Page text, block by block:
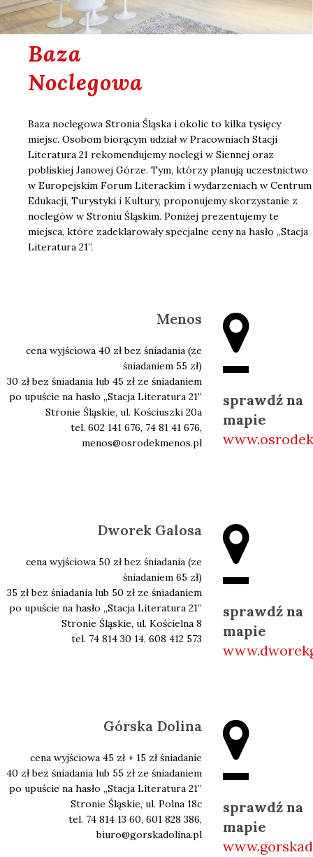
Baza
Noclegowa
Baza noclegowa Stronia Śląska i okolic to kilka tysięcy
miejsc. Osobom biorącym udział w Pracowniach Stacji
Literatura 21 rekomendujemy noclegi w Siennej oraz
pobliskiej Janowej Górze. Tym, którzy planują uczestnictwo
w Europejskim Forum Literackim i wydarzeniach w Centrum
Edukacji, Turystyki i Kultury, proponujemy skorzystanie z
noclegów w Stroniu Śląskim. Poniżej prezentujemy te
miejsca, które zadeklarowały specjalne ceny na hasło „Stacja
Literatura 21”.
Menos
cena wyjściowa 40 zł bez śniadania (ze
śniadaniem 55 zł)
30 zł bez śniadania lub 45 zł ze śniadaniem
po upuście na hasło ,,Stacja Literatura 21”
Stronie Śląskie, ul. Kościuszki 20a
tel. 602 141 676, 74 81 41 676,
menos@osrodekmenos.pl
sprawdź na
mapie
Dworek Galosa
cena wyjściowa 50 zł bez śniadania (ze
śniadaniem 65 zł)
35 zł bez śniadania lub 50 zł ze śniadaniem
po upuście na hasło ,,Stacja Literatura 21’’
Stronie Śląskie, ul. Kościelna 8
tel. 74 814 30 14, 608 412 573
sprawdź na
mapie
Górska Dolina
cena wyjściowa 45 zł + 15 zł śniadanie
40 zł bez śniadania lub 55 zł ze śniadaniem
po upuście na hasło ,,Stacja Literatura 21’’
Stronie Śląskie, ul. Polna 18c
tel. 74 814 13 60, 601 828 386,
biuro@gorskadolina.pl
sprawdź na
mapie